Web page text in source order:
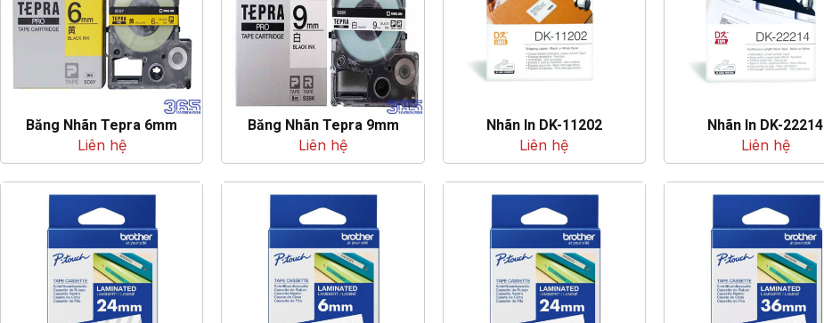
Băng Nhãn Tepra 6mm
Liên hệ
Băng Nhãn Tepra 9mm
Liên hệ
Nhãn In DK-11202
Liên hệ
Nhãn In DK-22214
Liên hệ